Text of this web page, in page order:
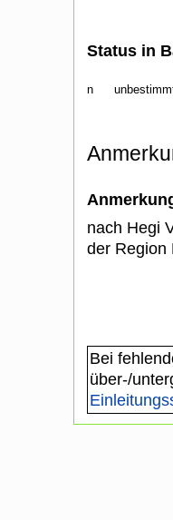
Status in
n
nach Hegi
der Region
Bei
über-/